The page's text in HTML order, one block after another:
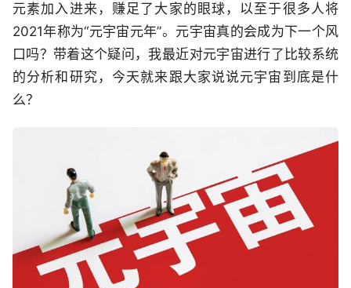
元素加入进来，赚足了大家的眼球，以至于很多人将
2021年称为“元宇宙元年”。元宇宙真的会成为下一个风
口吗？带着这个疑问，我最近对元宇宙进行了比较系统
的分析和研究，今天就来跟大家说说元宇宙到底是什
么？